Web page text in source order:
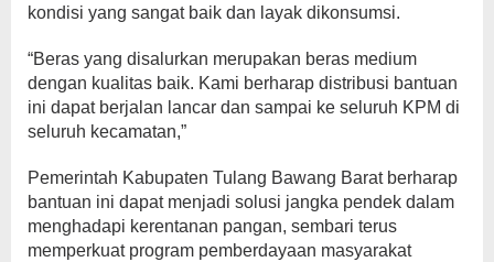
kondisi yang sangat baik dan layak dikonsumsi.
“Beras yang disalurkan merupakan beras medium
dengan kualitas baik. Kami berharap distribusi bantuan
ini dapat berjalan lancar dan sampai ke seluruh KPM di
seluruh kecamatan,”
Pemerintah Kabupaten Tulang Bawang Barat berharap
bantuan ini dapat menjadi solusi jangka pendek dalam
menghadapi kerentanan pangan, sembari terus
memperkuat program pemberdayaan masyarakat